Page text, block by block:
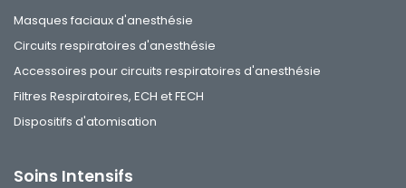
Masques faciaux d'anesthésie
Circuits respiratoires d'anesthésie
Accessoires pour circuits respiratoires d'anesthésie
Filtres Respiratoires, ECH et FECH
Dispositifs d'atomisation
Soins Intensifs